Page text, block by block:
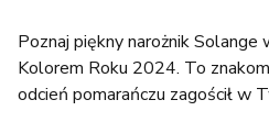
Poznaj piękny narożnik Solange
Kolorem Roku 2024. To
odcień pomarańczu zagościł w